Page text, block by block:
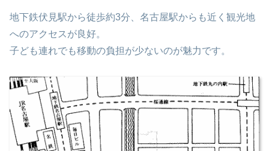
地下鉄伏見駅から徒歩約3分、名古屋駅からも近く観光地
へのアクセスが良好。
子ども連れでも移動の負担が少ないのが魅力です。